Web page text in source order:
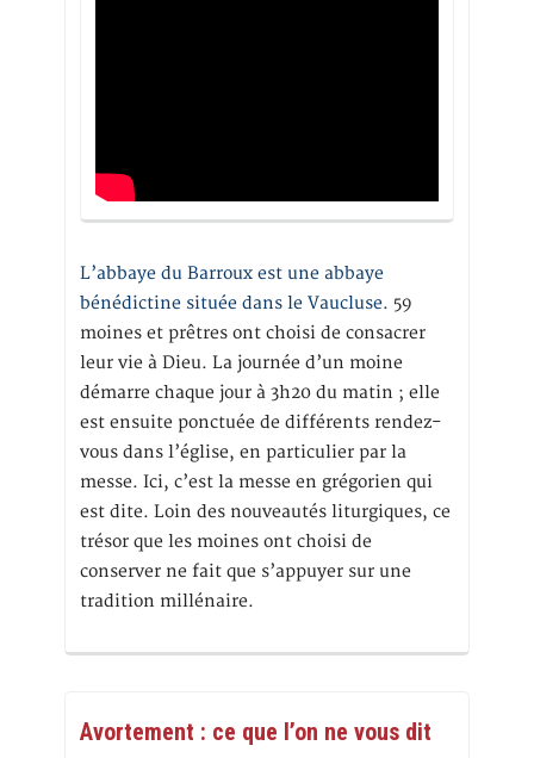
L’abbaye du Barroux est une abbaye
bénédictine située dans le Vaucluse. 59
moines et prêtres ont choisi de consacrer
leur vie à Dieu. La journée d’un moine
démarre chaque jour à 3h20 du matin ; elle
est ensuite ponctuée de différents rendez-
vous dans l’église, en particulier par la
messe. Ici, c’est la messe en grégorien qui
est dite. Loin des nouveautés liturgiques, ce
trésor que les moines ont choisi de
conserver ne fait que s’appuyer sur une
tradition millénaire.
Avortement : ce que l’on ne vous dit